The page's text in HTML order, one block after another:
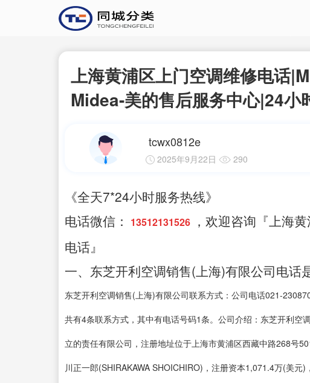
上海黄浦区上门空调维修电话
Midea-美的售后服务中心|24小
tcwx0812e
2025年9月22日 290
《全天7*24小时服务热线》
电话微信：
13512131526 ，欢迎咨询『上海
电话』
一、东芝开利空调销售(上海)有限公司电话
东芝开利空调销售(上海)有限公司联系方式：公司电话021-
共有4条联系方式，其中有电话号码1条。公司介绍：东芝开利
立的责任有限公司，注册地址位于上海市黄浦区西藏中路268号
川正一郎(SHIRAKAWA SHOICHIRO)，注册资本1,071.4万(美